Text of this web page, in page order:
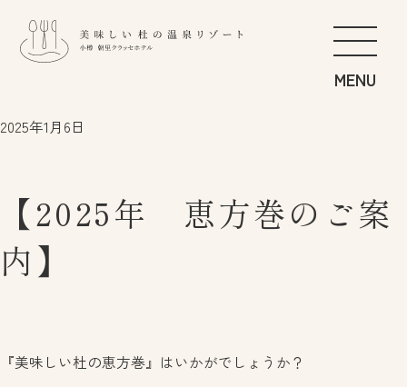
すこやかの遊 GET ACTIVE
お知らせ
日本語
2025年1月6日
【2025年 恵方巻のご案
内】
『美味しい杜の恵方巻』はいかがでしょうか？